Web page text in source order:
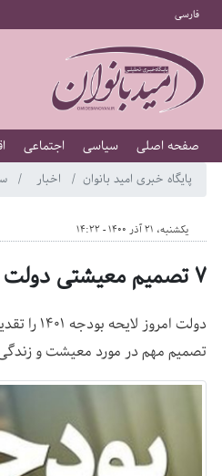
فارسی
صفحه اصلی سیاسی اجتماعی
پایگاه خبری امید بانوان اخبار
یکشنبه، 21 آذر 1400 - 14:22
۷ تصمیم معیشتی دولت در لایحه بودجه ۱۴۰۱
تصمیم مهم در مورد معیشت و